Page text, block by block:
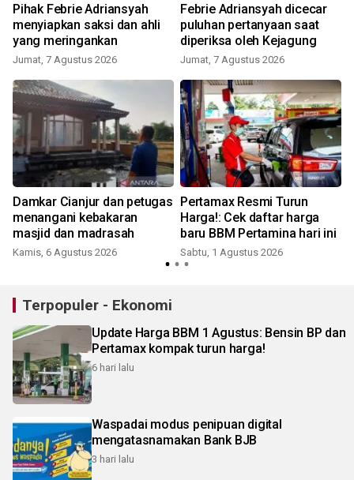
Pihak Febrie Adriansyah
menyiapkan saksi dan ahli
yang meringankan
Jumat, 7 Agustus 2026
Febrie Adriansyah dicecar
puluhan pertanyaan saat
diperiksa oleh Kejagung
Jumat, 7 Agustus 2026
Damkar Cianjur dan petugas
menangani kebakaran
masjid dan madrasah
Kamis, 6 Agustus 2026
Pertamax Resmi Turun
Harga!: Cek daftar harga
baru BBM Pertamina hari ini
Sabtu, 1 Agustus 2026
Terpopuler - Ekonomi
Update Harga BBM 1 Agustus: Bensin BP dan
Pertamax kompak turun harga!
6 hari lalu
Waspadai modus penipuan digital
mengatasnamakan Bank BJB
3 hari lalu